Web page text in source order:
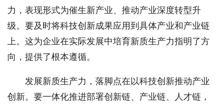
力，表现形式为催生新产业、推动产业深度转型升
级。要及时将科技创新成果应用到具体产业和产业链
上。这为企业在实际发展中培育新质生产力指明了方
向，提供了根本遵循。
发展新质生产力，落脚点在以科技创新推动产业
创新。要一体化推进部署创新链、产业链、人才链，